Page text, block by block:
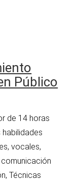
Público
de 14 horas
vocales,
Técnicas